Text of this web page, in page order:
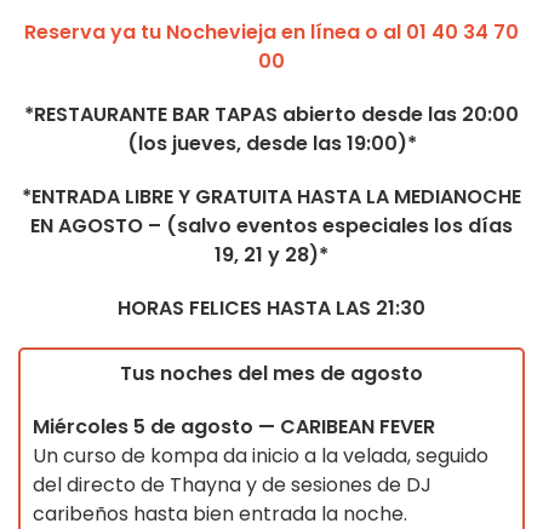
Reserva ya tu Nochevieja en línea o al 01 40 34 70
00
*RESTAURANTE BAR TAPAS abierto desde las 20:00
(los jueves, desde las 19:00)*
*ENTRADA LIBRE Y GRATUITA HASTA LA MEDIANOCHE
EN AGOSTO – (salvo eventos especiales los días
19, 21 y 28)*
HORAS FELICES HASTA LAS 21:30
Tus noches del mes de agosto
Miércoles 5 de agosto — CARIBEAN FEVER
Un curso de kompa da inicio a la velada, seguido
del directo de Thayna y de sesiones de DJ
caribeños hasta bien entrada la noche.